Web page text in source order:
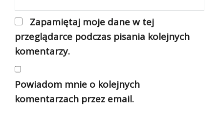
Zapamiętaj moje dane w tej
przeglądarce podczas pisania kolejnych
komentarzy.
Powiadom mnie o kolejnych
komentarzach przez email.